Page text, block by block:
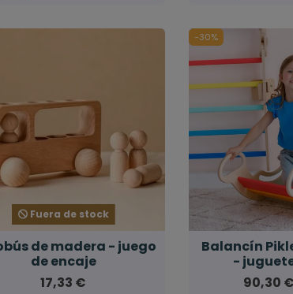
Fuera de stock
de madera - juego
de encaje
17,33 €
-30%
Balancín
-
90,30